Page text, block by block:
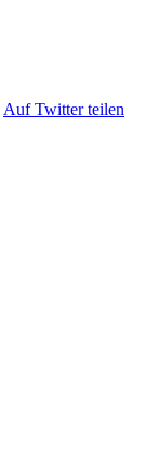
Auf Twitter teilen